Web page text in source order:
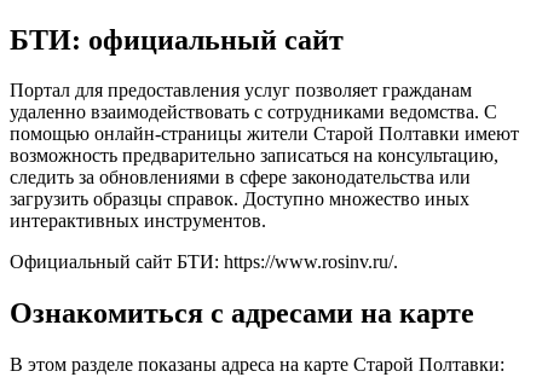
БТИ: официальный сайт
Портал для предоставления услуг позволяет гражданам
удаленно взаимодействовать с сотрудниками ведомства. С
помощью онлайн-страницы жители Старой Полтавки имеют
возможность предварительно записаться на консультацию,
следить за обновлениями в сфере законодательства или
загрузить образцы справок. Доступно множество иных
интерактивных инструментов.
Официальный сайт БТИ: https://www.rosinv.ru/.
Ознакомиться с адресами на карте
В этом разделе показаны адреса на карте Старой Полтавки: